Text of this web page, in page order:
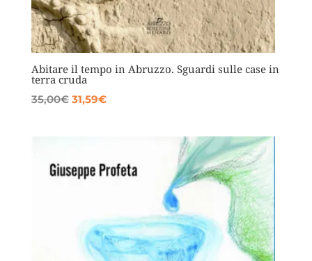
Abitare il tempo in Abruzzo. Sguardi sulle case in
terra cruda
35,00€ Il
35,00€.
31,59€Il
31,59€.